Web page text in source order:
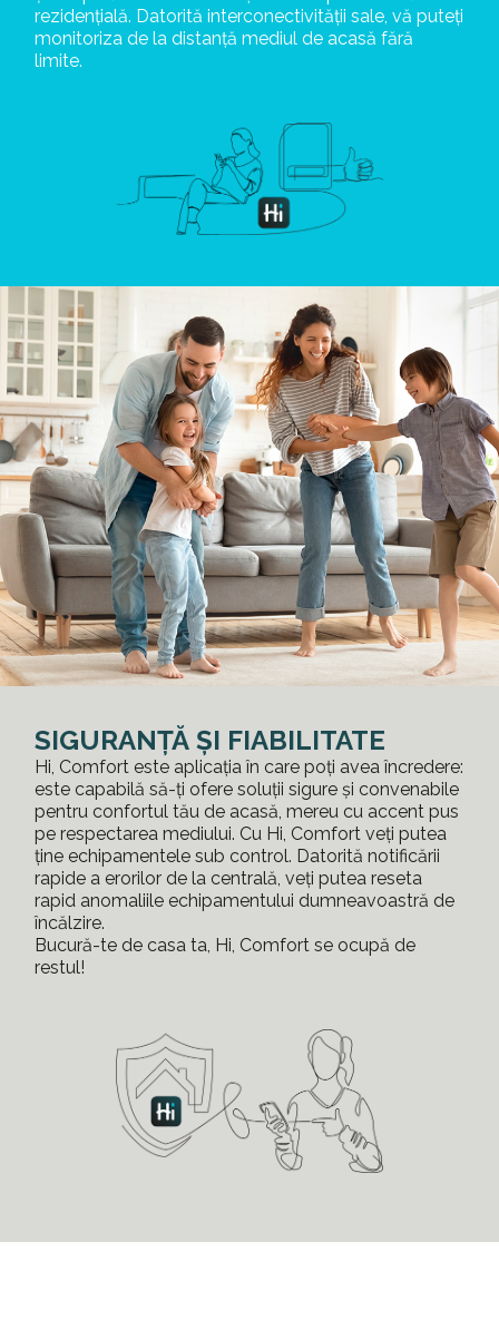
rezidențială. Datorită interconectivității sale, vă puteți
monitoriza de la distanță mediul de acasă fără
limite.
SIGURANȚĂ ȘI FIABILITATE
Hi, Comfort este aplicația în care poți avea încredere:
este capabilă să-ți ofere soluții sigure și convenabile
pentru confortul tău de acasă, mereu cu accent pus
pe respectarea mediului. Cu Hi, Comfort veți putea
ține echipamentele sub control. Datorită notificării
rapide a erorilor de la centrală, veți putea reseta
rapid anomaliile echipamentului dumneavoastră de
încălzire.
Bucură-te de casa ta, Hi, Comfort se ocupă de
restul!